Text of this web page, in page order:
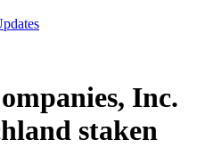
Inc.
staken